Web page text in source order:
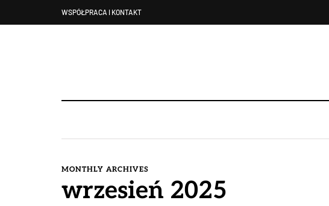
WSPÓŁPRACA I KONTAKT
MONTHLY ARCHIVES
wrzesień 2025